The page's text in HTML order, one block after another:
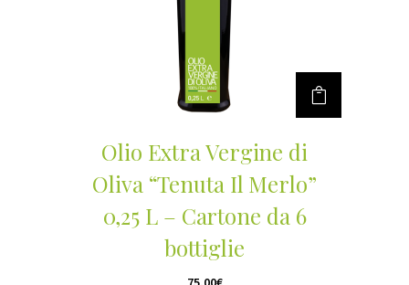
Olio Extra Vergine di
Oliva “Tenuta Il Merlo”
0,25 L – Cartone da 6
bottiglie